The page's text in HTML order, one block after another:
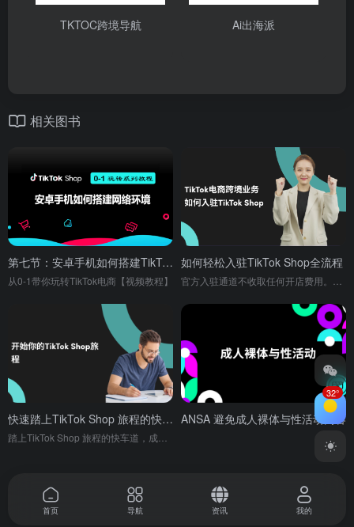
TKTOC跨境导航 Ai出海派
相关图书
第七节：安卓手机如何搭建TikTok网络环境
从0-1带你玩转TikTok电商【视频教程】
如何轻松入驻TikTok Shop全流程
快速踏上TikTok Shop 旅程的快车道 ANSA 避免成人裸体与性活动内容
32°
首页 导航 资讯 我的